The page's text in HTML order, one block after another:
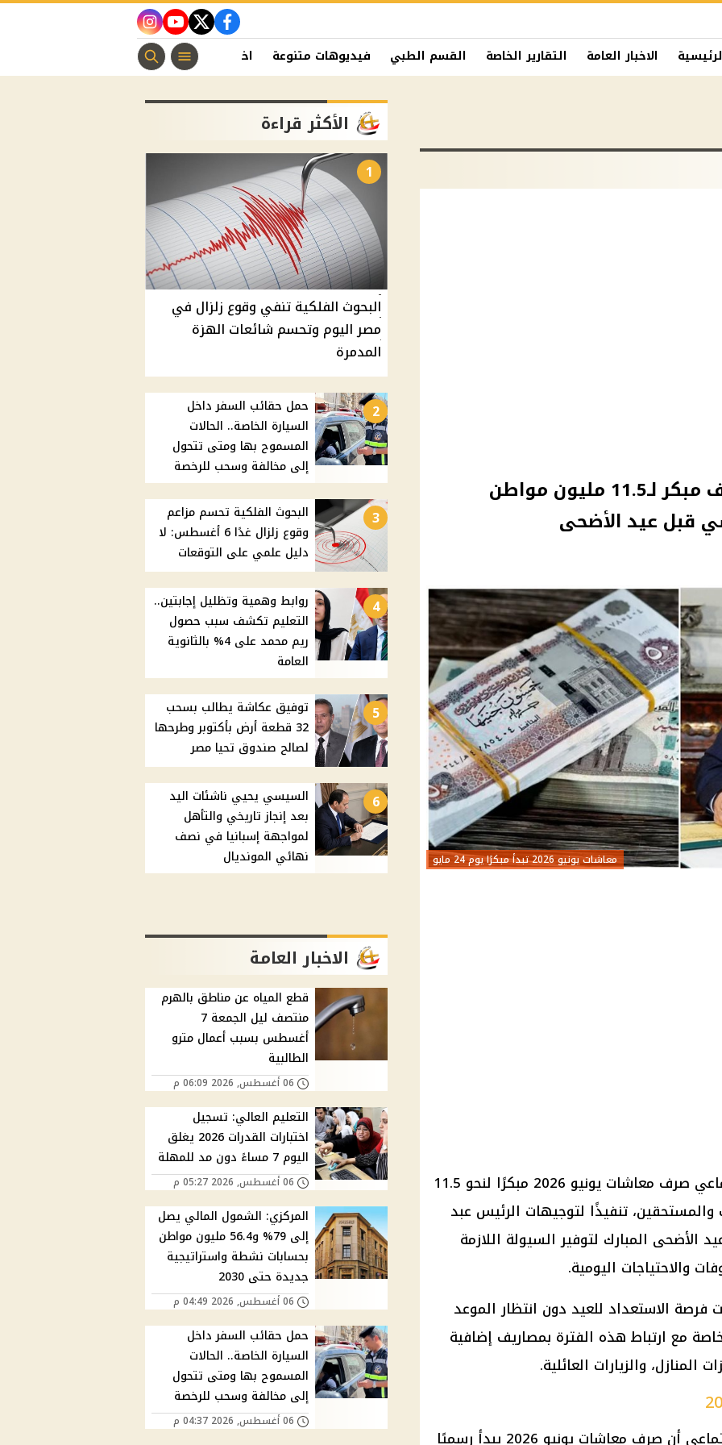
facebook
twitter
youtube
instagram
الاخبار العامة التقارير الخاصة القسم الطبي فيديوهات متنوعة اخبار الفن منوعات مسيحية
معاشات يونيو 2026.. صرف مبكر لـ11.5 مليون مواطن
قبل عيد الأضحى
معاشات يونيو 2026 تبدأ مبكرًا يوم 24 مايو
تبدأ الهيئة القومية للتأمين الاجتماعي صرف معاشات يونيو 2026 مبكرًا لنحو 11.5
تنفيذًا لتوجيهات الرئيس عبد
المبارك لتوفير السيولة اللازمة
والاحتياجات اليومية.
فرصة الاستعداد للعيد دون انتظار الموعد
مع ارتباط هذه الفترة بمصاريف إضافية
والزيارات العائلية.
أكدت الهيئة القومية للتأمين الاجتماعي أن صرف معاشات يونيو 2026 يبدأ رسميًا
الأكثر قراءة
1
البحوث الفلكية تنفي وقوع زلزال في
مصر اليوم وتحسم شائعات الهزة
المدمرة
2
حمل حقائب السفر داخل
السيارة الخاصة.. الحالات
المسموح بها ومتى تتحول
إلى مخالفة وسحب للرخصة
3
البحوث الفلكية تحسم مزاعم
وقوع زلزال غدًا 6 أغسطس: لا
دليل علمي على التوقعات
4
روابط وهمية وتظليل إجابتين..
التعليم تكشف سبب حصول
ريم محمد على 4% بالثانوية
العامة
5
توفيق عكاشة يطالب بسحب
32 قطعة أرض بأكتوبر وطرحها
لصالح صندوق تحيا مصر
6
السيسي يحيي ناشئات اليد
بعد إنجاز تاريخي والتأهل
لمواجهة إسبانيا في نصف
نهائي المونديال
الاخبار العامة
قطع المياه عن مناطق بالهرم
منتصف ليل الجمعة 7
أغسطس بسبب أعمال مترو
الطالبية
06 أغسطس, 2026 06:09 م
التعليم العالي: تسجيل
اختبارات القدرات 2026 يغلق
اليوم 7 مساءً دون مد للمهلة
06 أغسطس, 2026 05:27 م
المركزي: الشمول المالي يصل
إلى 79% و56.4 مليون مواطن
بحسابات نشطة واستراتيجية
جديدة حتى 2030
06 أغسطس, 2026 04:49 م
حمل حقائب السفر داخل
السيارة الخاصة.. الحالات
المسموح بها ومتى تتحول
إلى مخالفة وسحب للرخصة
06 أغسطس, 2026 04:37 م